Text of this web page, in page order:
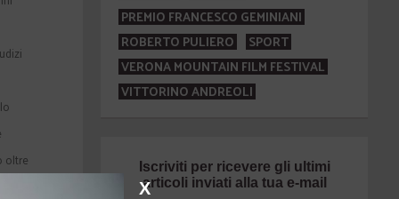
oltre
PREMIO FRANCESCO GEMINIANI
ROBERTO PULIERO
SPORT
VERONA MOUNTAIN FILM FESTIVAL
VITTORINO ANDREOLI
Iscriviti per ricevere gli ultimi
articoli inviati alla tua e-mail
X